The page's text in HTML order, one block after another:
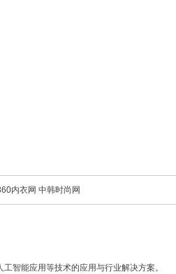
内衣网 中韩时尚网
智能应用等技术的应用与行业解决方案。